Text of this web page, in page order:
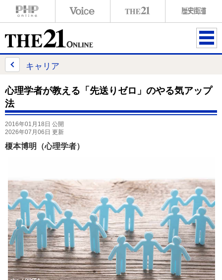
ME
キャリア
心理学者が教える「先送りゼロ」のやる気アップ
法
2016年01月18日 公開
2026年07月06日 更新
榎本博明（心理学者）